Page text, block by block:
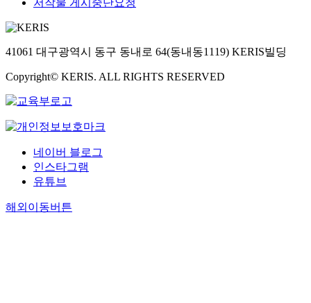
저작물 게시중단요청
41061 대구광역시 동구 동내로 64(동내동1119) KERIS빌딩
Copyright© KERIS. ALL RIGHTS RESERVED
네이버 블로그
인스타그램
유튜브
해외이동버튼